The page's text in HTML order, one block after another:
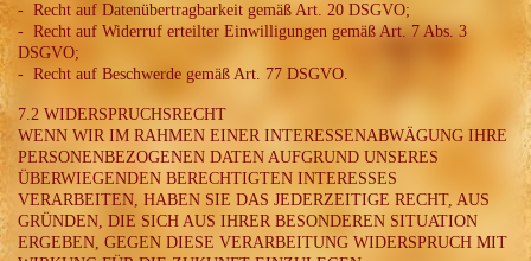
- Recht auf Datenübertragbarkeit gemäß Art. 20 DSGVO;
- Recht auf Widerruf erteilter Einwilligungen gemäß Art. 7 Abs. 3
DSGVO;
- Recht auf Beschwerde gemäß Art. 77 DSGVO.
7.2 WIDERSPRUCHSRECHT
WENN WIR IM RAHMEN EINER INTERESSENABWÄGUNG IHRE
PERSONENBEZOGENEN DATEN AUFGRUND UNSERES
ÜBERWIEGENDEN BERECHTIGTEN INTERESSES
VERARBEITEN, HABEN SIE DAS JEDERZEITIGE RECHT, AUS
GRÜNDEN, DIE SICH AUS IHRER BESONDEREN SITUATION
ERGEBEN, GEGEN DIESE VERARBEITUNG WIDERSPRUCH MIT